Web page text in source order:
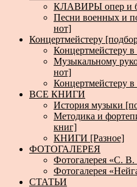
КЛАВИРЫ опер и
Песни военных и
нот]
Концертмейстеру
Концертмейстеру в
Музыкальному
нот]
Концертмейстеру
ВСЕ КНИГИ
История музыки
Методика и
книг]
КНИГИ [Разное]
ФОТОГАЛЕРЕЯ
Фотогалерея «С.
Фотогалерея
СТАТЬИ